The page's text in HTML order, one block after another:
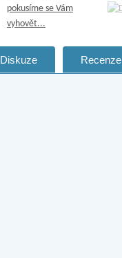
pokusíme se Vám
vyhovět...
Diskuze Recenze